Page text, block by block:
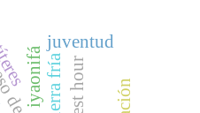
iyaonifá
juventud
guerra fría